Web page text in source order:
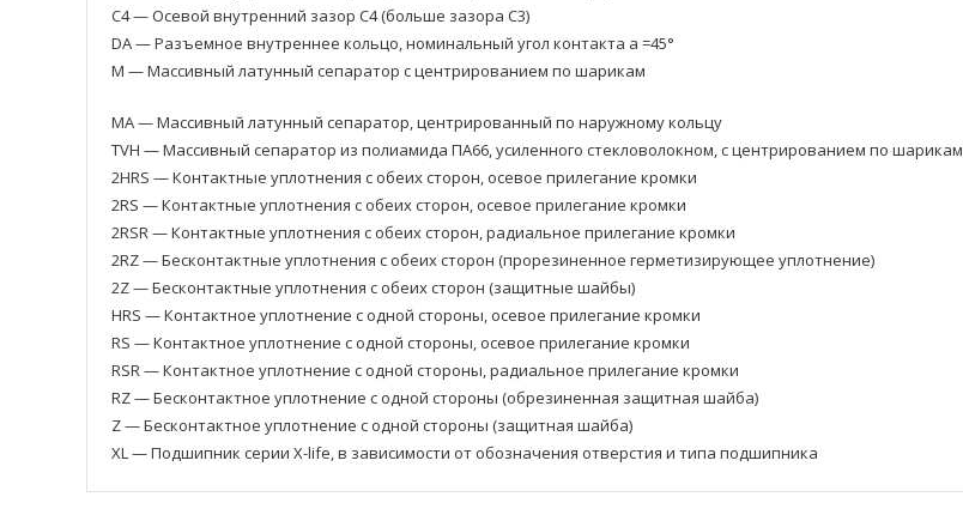
C4 — Осевой внутренний зазор C4 (больше зазора C3)
DA — Разъемное внутреннее кольцо, номинальный угол контакта a =45°
M — Массивный латунный сепаратор с центрированием по шарикам
MA — Массивный латунный сепаратор, центрированный по наружному кольцу
TVH — Массивный сепаратор из полиамида ПА66, усиленного стекловолокном, с центрированием по шарикам
2HRS — Контактные уплотнения с обеих сторон, осевое прилегание кромки
2RS — Контактные уплотнения с обеих сторон, осевое прилегание кромки
2RSR — Контактные уплотнения с обеих сторон, радиальное прилегание кромки
2RZ — Бесконтактные уплотнения с обеих сторон (прорезиненное герметизирующее уплотнение)
2Z — Бесконтактные уплотнения с обеих сторон (защитные шайбы)
HRS — Контактное уплотнение с одной стороны, осевое прилегание кромки
RS — Контактное уплотнение с одной стороны, осевое прилегание кромки
RSR — Контактное уплотнение с одной стороны, радиальное прилегание кромки
RZ — Бесконтактное уплотнение с одной стороны (обрезиненная защитная шайба)
Z — Бесконтактное уплотнение с одной стороны (защитная шайба)
XL — Подшипник серии X-life, в зависимости от обозначения отверстия и типа подшипника